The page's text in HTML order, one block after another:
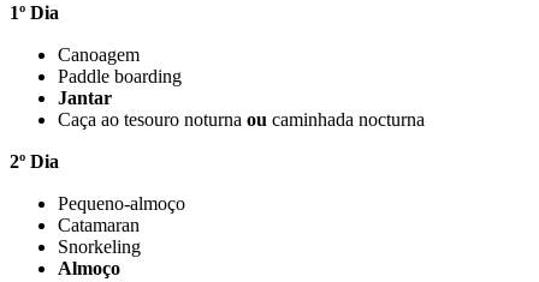
1º Dia
Canoagem
Paddle boarding
Jantar
Caça ao tesouro noturna ou caminhada nocturna
2º Dia
Pequeno-almoço
Catamaran
Snorkeling
Almoço